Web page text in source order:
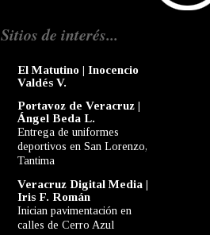
Sitios de interés...
El Matutino | Inocencio
Valdés V.
Portavoz de Veracruz |
Ángel Beda L.
Entrega de uniformes
deportivos en San Lorenzo,
Tantima
Veracruz Digital Media |
Iris F. Román
Inician pavimentación en
calles de Cerro Azul